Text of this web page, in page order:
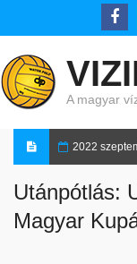
A magyar
2022
Utánpótlás:
Magyar